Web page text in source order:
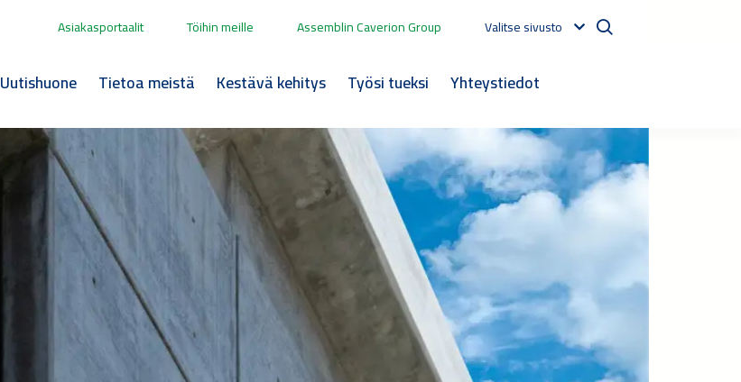
Asiakasportaalit Töihin meille Assemblin Caverion Group Valitse sivusto
Uutishuone Tietoa meistä Kestävä kehitys Työsi tueksi Yhteystiedot